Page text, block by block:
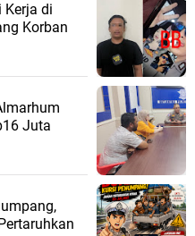
Kerja di
Korban
Juta